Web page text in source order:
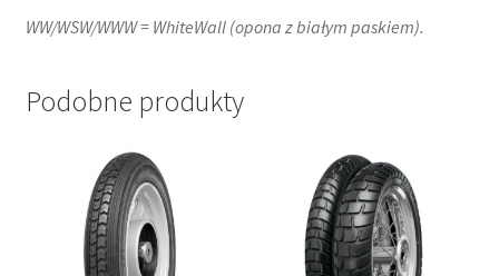
WW/WSW/WWW = WhiteWall (opona z białym paskiem).
Podobne produkty